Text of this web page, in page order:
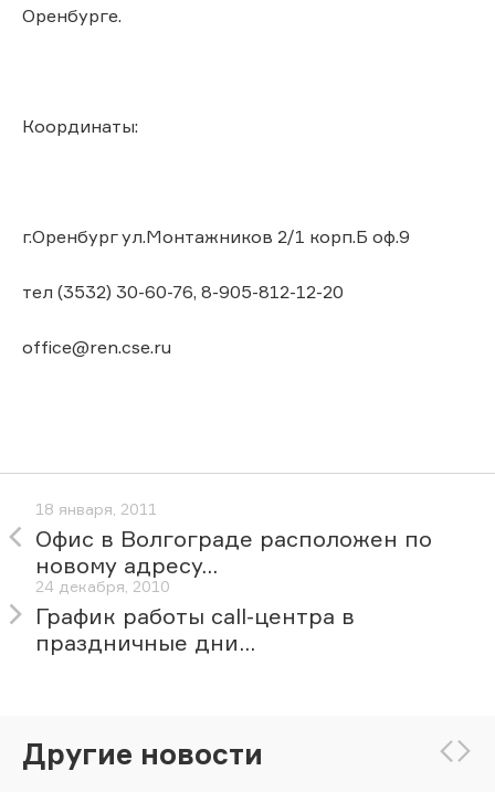
Оренбурге.
Координаты:
г.Оренбург ул.Монтажников 2/1 корп.Б оф.9
тел (3532) 30-60-76, 8-905-812-12-20
office@ren.cse.ru
18 января, 2011
Офис в Волгограде расположен по
новому адресу...
24 декабря, 2010
График работы call-центра в
праздничные дни...
Другие новости